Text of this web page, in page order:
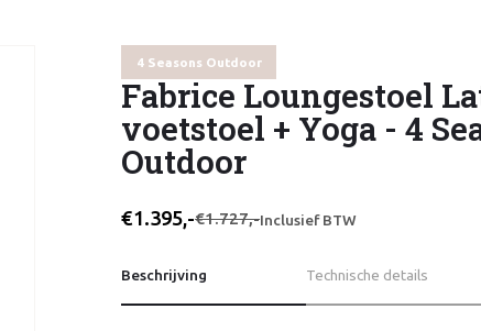
4 Seasons Outdoor
Fabrice Loungestoel
voetstoel + Yoga - 4
Outdoor
€1.395,-€1.727,-Inclusief BTW
Beschrijving Technische details